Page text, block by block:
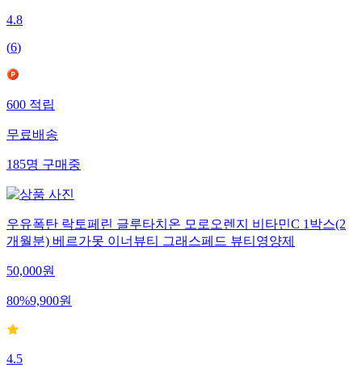
4.8
(6)
600적립
무료배송
185명구매중
우유폭탄 락토페린 글루타치온 모로오렌지 비타민C 1박스(2
개월분) 베르가못 이너뷰티 그래스페드 뷰티영양제
50,000원
80%9,900원
4.5